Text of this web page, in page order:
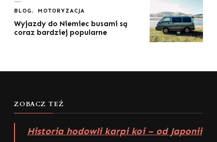
BLOG MOTORYZACJA
Wyjazdy do Niemiec busami są
coraz bardziej popularne
ZOBACZ TEŻ
Historia hodowli karpi koi – od Japonii